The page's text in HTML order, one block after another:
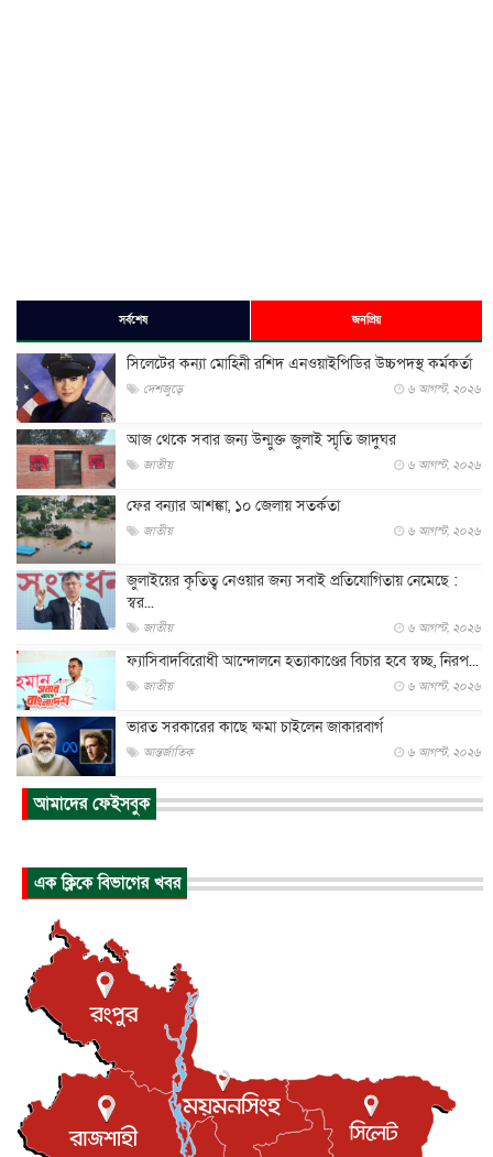
সর্বশেষ জনপ্রিয়
সিলেটের কন্যা মোহিনী রশিদ এনওয়াইপিডির উচ্চপদস্থ কর্মকর্তা
দেশজুড়ে ৬ আগস্ট, ২০২৬
আজ থেকে সবার জন্য উন্মুক্ত জুলাই স্মৃতি জাদুঘর
জাতীয় ৬ আগস্ট, ২০২৬
ফের বন্যার আশঙ্কা, ১০ জেলায় সতর্কতা
জাতীয় ৬ আগস্ট, ২০২৬
জুলাইয়ের কৃতিত্ব নেওয়ার জন্য সবাই প্রতিযোগিতায় নেমেছে :
স্বর...
জাতীয় ৬ আগস্ট, ২০২৬
ফ্যাসিবাদবিরোধী আন্দোলনে হত্যাকাণ্ডের বিচার হবে স্বচ্ছ, নিরপ...
জাতীয় ৬ আগস্ট, ২০২৬
ভারত সরকারের কাছে ক্ষমা চাইলেন জাকারবার্গ
আন্তর্জাতিক ৬ আগস্ট, ২০২৬
আকাশে ট্রাম্পের হেলিকপ্টার ও যাত্রীবাহী বিমান মুখোমুখি, তদন্...
আন্তর্জাতিক
আন্তর্জাতিক ৬ আগস্ট, ২০২৬
টি-টোয়েন্টি ইতিহাসের সর্বোচ্চ রানের মালিক এখন জস বাটলার
বস্তিতে কেটেছে শৈশব, আজ মুম্বাইয়ে দুই বাড়ির মালিক
বিনোদন ৬ আগস্ট, ২০২৬
যুক্তরাজ্যে বসবাসরত জাতীয়তাবাদী কুলাউড়াবাসীর মত বিনিময়
সভা...
আমাদের ফেইসবুক
এক ক্লিকে বিভাগের খবর